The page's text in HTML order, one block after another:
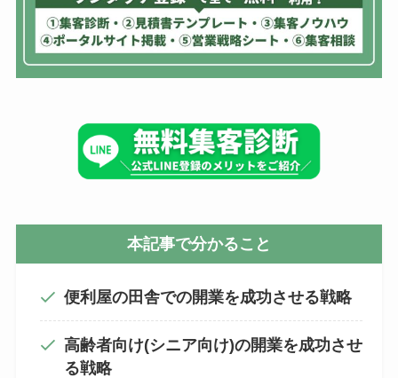
本記事で分かること
便利屋の田舎での開業を成功させる戦略
高齢者向け(シニア向け)の開業を成功させ
る戦略